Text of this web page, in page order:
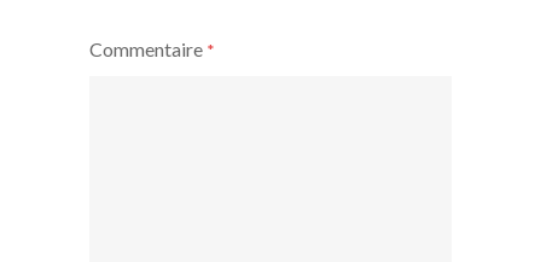
Commentaire *